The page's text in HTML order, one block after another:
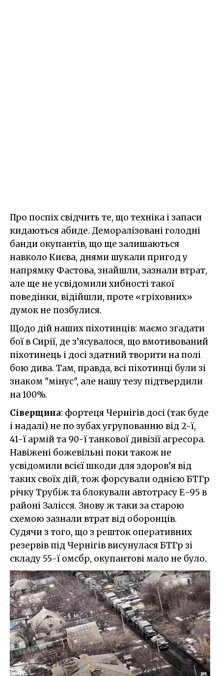
Про поспіх свідчить те, що техніка і запаси
кидаються абиде. Деморалізовані голодні
банди окупантів, що ще залишаються
навколо Києва, днями шукали пригод у
напрямку Фастова, знайшли, зазнали втрат,
але ще не усвідомили хибності такої
поведінки, відійшли, проте «гріховних»
думок не позбулися.
Щодо дій наших піхотинців: маємо згадати
бої в Сирії, де з’ясувалося, що вмотивований
піхотинець і досі здатний творити на полі
бою дива. Там, правда, всі піхотинці були зі
знаком "мінус", але нашу тезу підтвердили
на 100%.
Сіверщина: фортеця Чернігів досі (так буде
і надалі) не по зубах угрупованню від 2-ї,
41-ї армій та 90-ї танкової дивізії агресора.
Навіжені божевільні поки також не
усвідомили всієї шкоди для здоров’я від
таких своїх дій, тож форсували однією БТГр
річку Трубіж та блокували автотрасу Е-95 в
районі Залісся. Знову ж таки за старою
схемою зазнали втрат від оборонців.
Судячи з того, що з решток оперативних
резервів під Чернігів висунулася БТГр зі
складу 55-ї омсбр, окупантові мало не було.